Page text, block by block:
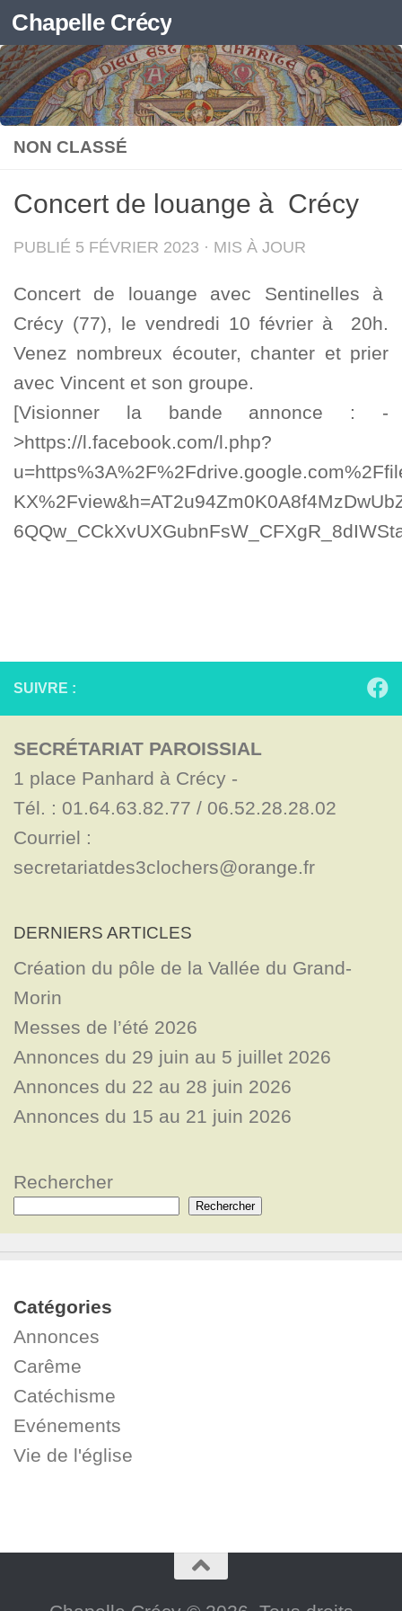
Skip to content
Chapelle Crécy
NON CLASSÉ
Concert de louange à Crécy
PUBLIÉ 5 FÉVRIER 2023 · MIS À JOUR
Concert de louange avec Sentinelles à
Crécy (77), le vendredi 10 février à 20h.
Venez nombreux écouter, chanter et prier
avec Vincent et son groupe.
[Visionner la bande annonce : -
>https://l.facebook.com/l.php?
SUIVRE :
SECRÉTARIAT PAROISSIAL
1 place Panhard à Crécy -
Tél. : 01.64.63.82.77 / 06.52.28.28.02
Courriel :
secretariatdes3clochers@orange.fr
DERNIERS ARTICLES
Création du pôle de la Vallée du Grand-
Morin
Messes de l’été 2026
Annonces du 29 juin au 5 juillet 2026
Annonces du 22 au 28 juin 2026
Annonces du 15 au 21 juin 2026
Rechercher
Rechercher
Catégories
Annonces
Carême
Catéchisme
Evénements
Vie de l'église